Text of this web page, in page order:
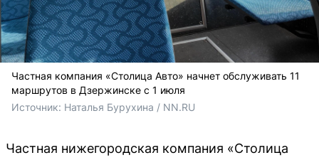
Частная компания «Столица Авто» начнет обслуживать 11
маршрутов в Дзержинске с 1 июля
Источник: Наталья Бурухина / NN.RU
Частная нижегородская компания «Столица